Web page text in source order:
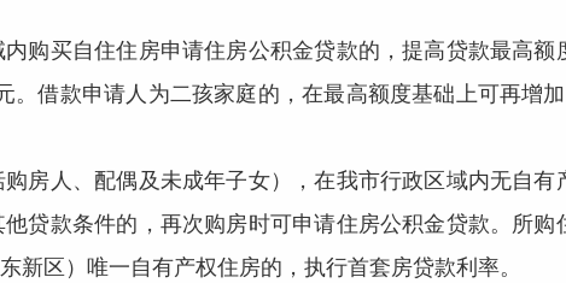
买自住住房申请住房公积金贷款的，提高贷款最高额
借款申请人为二孩家庭的，在最高额度基础上可再增
人、配偶及未成年子女），在我市行政区域内无自有
贷款条件的，再次购房时可申请住房公积金贷款。所购
新区）唯一自有产权住房的，执行首套房贷款利率。